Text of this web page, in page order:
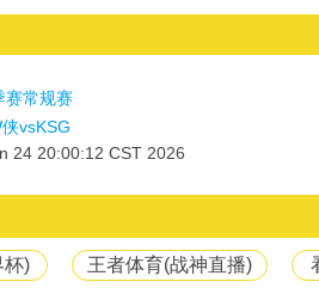
赛常规赛
vsKSG
24 20:00:12 CST 2026
杯) 王者体育(战神直播)